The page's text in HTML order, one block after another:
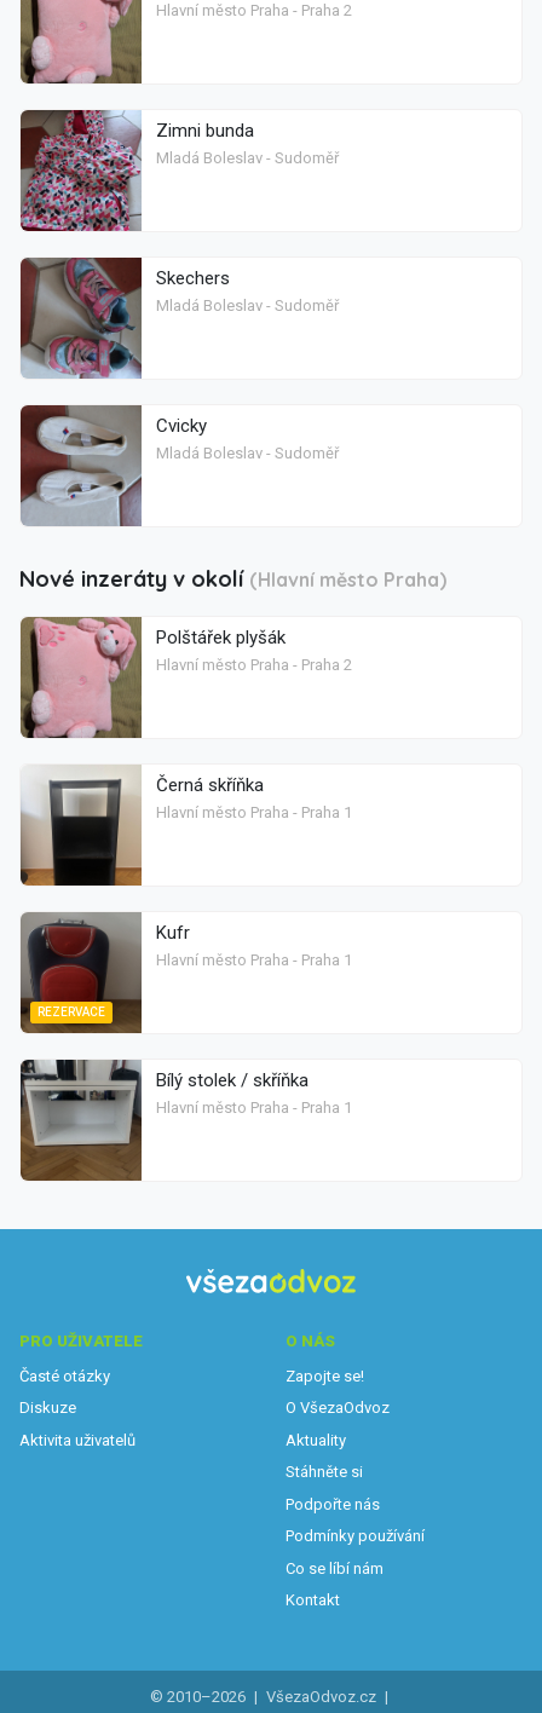
Hlavní město Praha - Praha 2
Zimni bunda
Mladá Boleslav - Sudoměř
Skechers
Mladá Boleslav - Sudoměř
Cvicky
Mladá Boleslav - Sudoměř
Nové inzeráty v okolí (Hlavní město Praha)
Polštářek plyšák
Hlavní město Praha - Praha 2
Černá skříňka
Hlavní město Praha - Praha 1
REZERVACE
Kufr
Hlavní město Praha - Praha 1
Bílý stolek / skříňka
Hlavní město Praha - Praha 1
PRO UŽIVATELE
Časté otázky
Diskuze
Aktivita uživatelů
O NÁS
Zapojte se!
O VšezaOdvoz
Aktuality
Stáhněte si
Podpořte nás
Podmínky používání
Co se líbí nám
Kontakt
© 2010–2026 | VšezaOdvoz.cz |